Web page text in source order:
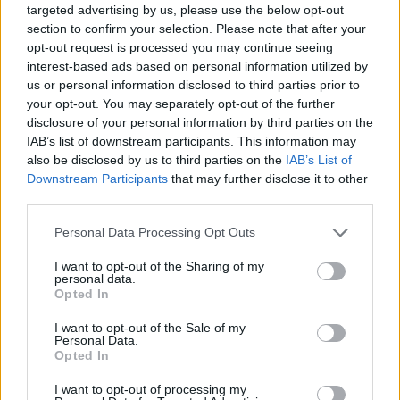
targeted advertising by us, please use the below opt-out
section to confirm your selection. Please note that after your
opt-out request is processed you may continue seeing
interest-based ads based on personal information utilized by
us or personal information disclosed to third parties prior to
your opt-out. You may separately opt-out of the further
disclosure of your personal information by third parties on the
IAB’s list of downstream participants. This information may
also be disclosed by us to third parties on the IAB’s List of
Downstream Participants that may further disclose it to other
Personal Data Processing Opt Outs
I want to opt-out of the Sharing of my
personal data.
Opted In
I want to opt-out of the Sale of my
Personal Data.
Opted In
I want to opt-out of processing my
Nei calcoli dei totali devi contare anche i 4x45% dei bonus
degli incantesimi quindi troverai anche i +180% sui danni
quindi
Tot con unico numerico = (base+unico+Rubini) * 280%
Tot con unico % = (base+Rubini) * 325%
perché anche se gli incantesimi rimangono uguali (180%)
questi vengono calcolati anche sul bonus unico numerico
Modalità Prolissa ON
X1 = dannibase x 280%
Z1 = rubini x 280%
X2 = dannibase x 280%
Z2 = rubini x 280%
X3 = dannibase x 45%
Z3 = rubini x 45%